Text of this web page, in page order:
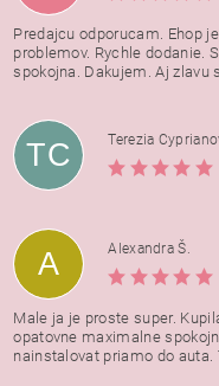
Predajcu odporucam. Ehop
problemov. Rychle dodanie.
spokojna. Dakujem. Aj zlavu
TC
Terezia
A
Alexandra Š.
Male ja je proste super.
opatovne maximalne
nainstalovat priamo do auta.